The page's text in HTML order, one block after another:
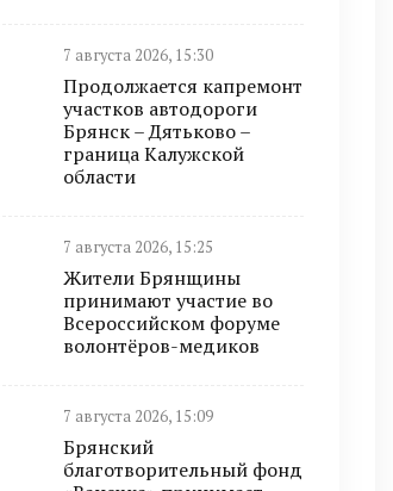
7 августа 2026, 15:30
Продолжается капремонт
участков автодороги
Брянск – Дятьково –
граница Калужской
области
7 августа 2026, 15:25
Жители Брянщины
принимают участие во
Всероссийском форуме
волонтёров-медиков
7 августа 2026, 15:09
Брянский
благотворительный фонд